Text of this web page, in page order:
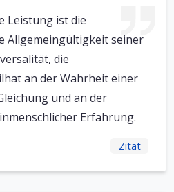
Leistung ist die
Allgemeingültigkeit seiner
die
an der Wahrheit einer
und an der
Erfahrung.
Zitat